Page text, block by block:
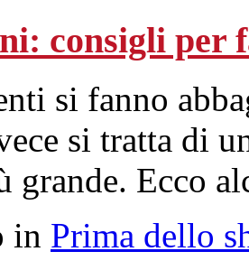
consigli per
si fanno
si tratta di
grande. Ecco
in Prima dello